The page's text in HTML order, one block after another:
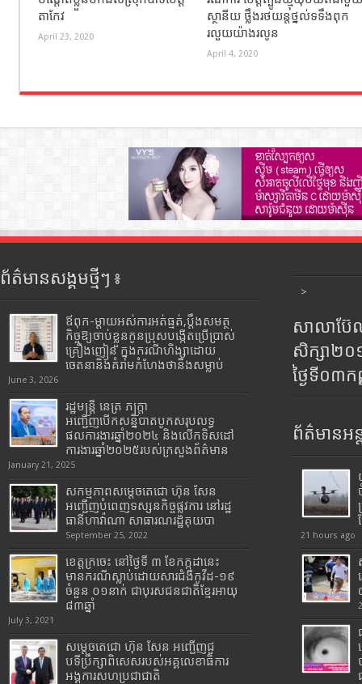
តាកែវ
April 23, 2020
ស្ថានីយ ថ្លឹងរថយន្តថ្នល់ទទឹងពុក
រលួយយ៉ាងរលូន
April 4, 2020
ព័ត៌មានសង្គមថ្មីៗ ៖
ឪពុក-ម្ដាយអស់ការអត់ធ្មត់,ប្ដឹងសមត្ថ
កិច្ចឱ្យចាប់ខ្លួនកូនប្រុសបង្កើតប្រើប្រាស់
គ្រឿងញៀន ក្នុងករណីហិង្សាដោយ
ចេតនានិងគំរាមកំហែងថានឹងសម្លាប់
June 3, 2026
រដ្ឋមន្រ្តី​ នេត្រ​ ភក្ត្រា​
អញ្ជើញបើកសន្និបាតបូកសរុបលទ្ធ
ផលការងារឆ្នាំ២០២៤ និងលើកទិសដៅ
ការងារឆ្នាំ២០២៥របស់​ក្រសួង​ព័ត៌មាន​
January 21, 2025
សកម្មភាពសម្តេចតេជោ ហ៊ុន សែន
អញ្ជើញបំពេញទស្សនកិច្ចផ្លូវការ នៅរដ្ឋ
ធានីហាវ៉ាណា សាធារណរដ្ឋគុយបា
September 25, 2022
ខេត្តក្រចេះ នៅថ្ងៃទី ៣ ខែកក្កដានេះ
មានករណីស្លាប់ដោយសារជំងឺកូវីដ-១៩
ចំនួន ០១នាក់ ជាបុរសជនជាតិខ្មែរអាយុ
៨៣ឆ្នាំ
July 3, 2021
សម្តេចតេជោ ហ៊ុន សែន អញ្ជើញជួ
បទីប្រឹក្សាពិសេសរបស់អគ្គលេខាធិការ
អង្គការសហប្រជាជាតិ
>
សាលាប៊ែ
សិក្សា២
ថ្ងៃទី០៣
ព័ត៌មានអន្
21 hours ago